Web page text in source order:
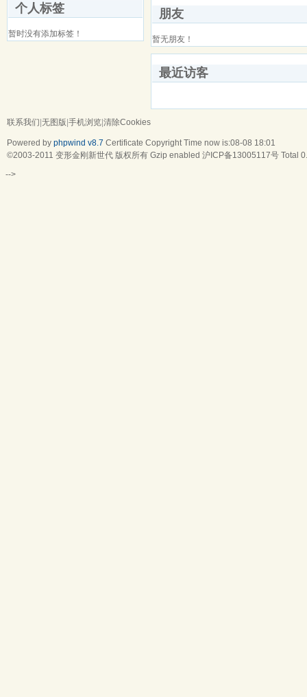
个人标签
暂时没有添加标签！
朋友
暂无朋友！
最近访客
联系我们 无图版 手机浏览 清除Cookies
Powered by phpwind v8.7 Certificate Copyright Time now is:08-08 18:01
©2003-2011 变形金刚新世代 版权所有 Gzip enabled 沪ICP备13005117号 Total
-->